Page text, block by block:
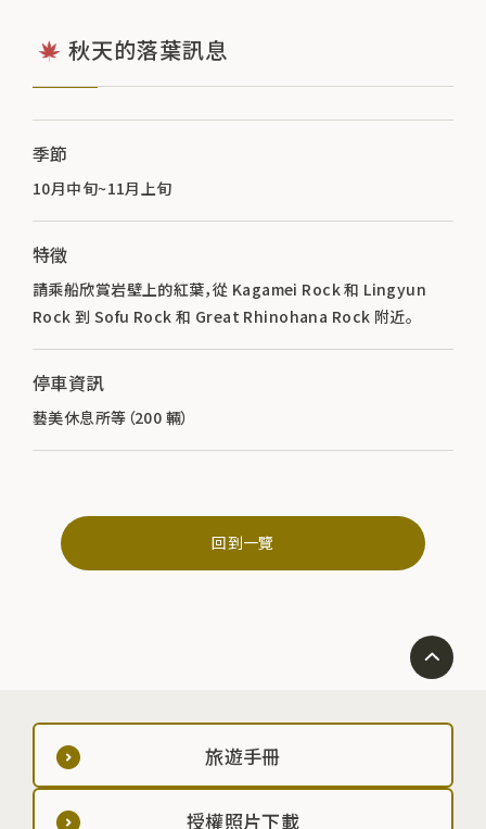
秋天的落葉訊息
季節
10月中旬~11月上旬
特徵
請乘船欣賞岩壁上的紅葉，從 Kagamei Rock 和 Lingyun
Rock 到 Sofu Rock 和 Great Rhinohana Rock 附近。
停車資訊
藝美休息所等（200 輛）
回到一覽
旅遊手冊
授權照片下載